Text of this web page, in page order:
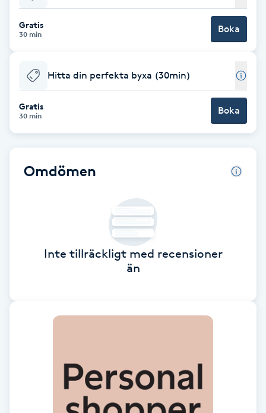
Babylights
Balayage
Bambumassage
Barber
Bottenfärg
Brynfärgning
Bröllopsuppsättning
Gratis
30 min Boka
Hitta din perfekta byxa (30min)
Gratis
30 min Boka
Omdömen
Inte tillräckligt med recensioner
än